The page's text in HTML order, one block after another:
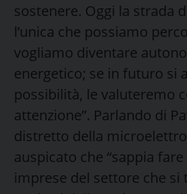
sostenere. Oggi la strada
l’unica che possiamo
vogliamo diventare
energetico; se in futuro si
possibilità, le valuteremo
attenzione”. Parlando di
distretto della
auspicato che “sappia
imprese del settore che si